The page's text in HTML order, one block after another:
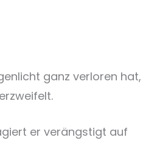
ganz verloren hat,
er verängstigt auf